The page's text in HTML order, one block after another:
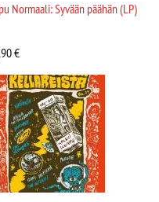
Normaali: Syvään päähän (LP)
€